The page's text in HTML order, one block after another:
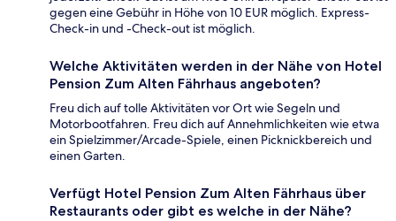
gegen eine Gebühr in Höhe von 10 EUR möglich. Express-
Check-in und -Check-out ist möglich.
Welche Aktivitäten werden in der Nähe von Hotel
Pension Zum Alten Fährhaus angeboten?
Freu dich auf tolle Aktivitäten vor Ort wie Segeln und
Motorbootfahren. Freu dich auf Annehmlichkeiten wie etwa
ein Spielzimmer/Arcade-Spiele, einen Picknickbereich und
einen Garten.
Verfügt Hotel Pension Zum Alten Fährhaus über
Restaurants oder gibt es welche in der Nähe?